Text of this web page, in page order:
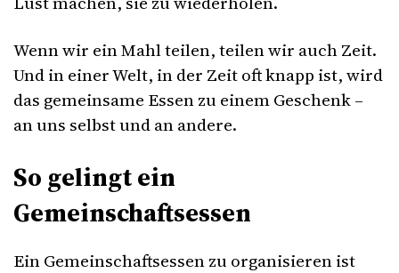
Wenn wir ein Mahl teilen, teilen wir auch Zeit.
Und in einer Welt, in der Zeit oft knapp ist, wird
das gemeinsame Essen zu einem Geschenk –
an uns selbst und an andere.
So gelingt ein
Gemeinschaftsessen
Ein Gemeinschaftsessen zu organisieren ist